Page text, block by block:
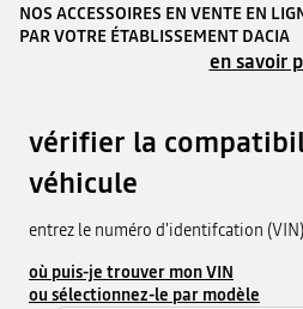
NOS ACCESSOIRES EN VENTE EN
PAR VOTRE ÉTABLISSEMENT DACIA
en savoir
vérifier la
véhicule
entrez le numéro d'identifcation
où puis-je trouver mon VIN
ou sélectionnez-le par modèle